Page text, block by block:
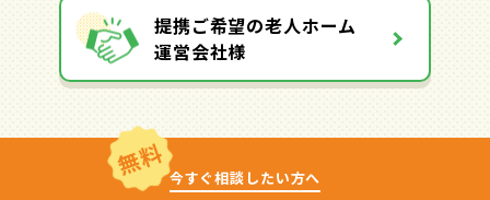
提携ご希望の老人ホーム
運営会社様
無料 今すぐ相談したい方へ